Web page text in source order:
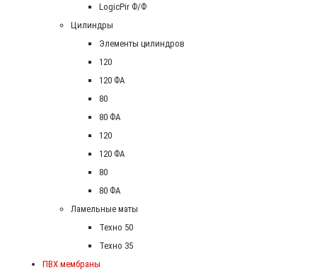
LogicPir Ф/Ф
Цилиндры
Элементы цилиндров
120
120 ФА
80
80 ФА
120
120 ФА
80
80 ФА
Ламельные маты
Техно 50
Техно 35
ПВХ мембраны